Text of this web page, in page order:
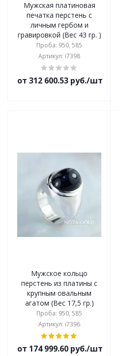
Мужская платиновая
печатка перстень с
личным гербом и
гравировкой (Вес 43 гр. )
Проба: 950, 585
Артикул: i7398
от 312 600.53 руб./шт
Мужское кольцо
перстень из платины с
крупным овальным
агатом (Вес 17,5 гр.)
Проба: 950, 585
Артикул: i7396
от 174 999.60 руб./шт